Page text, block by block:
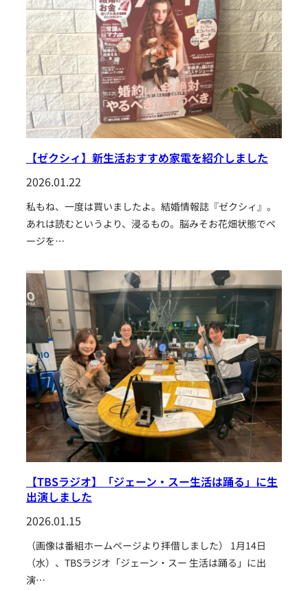
【ゼクシィ】新生活おすすめ家電を紹介しました
2026.01.22
私もね、一度は買いましたよ。結婚情報誌『ゼクシィ』。
あれは読むというより、浸るもの。脳みそお花畑状態でペ
ージを…
【TBSラジオ】「ジェーン・スー生活は踊る」に生
出演しました
2026.01.15
（画像は番組ホームページより拝借しました） 1月14日
（水）、TBSラジオ「ジェーン・スー 生活は踊る」に出
演…